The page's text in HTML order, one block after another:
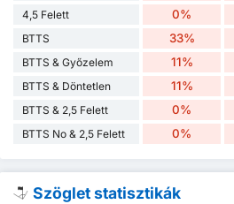
4,5 Felett 0%
BTTS 33%
BTTS & Győzelem 11%
BTTS & Döntetlen 11%
BTTS & 2,5 Felett 0%
BTTS No & 2,5 Felett 0%
Szöglet statisztikák